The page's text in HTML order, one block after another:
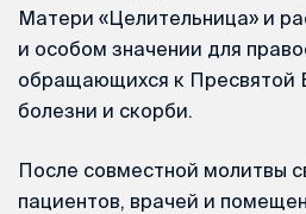
Матери «Целительница» и
и особом значении для
обращающихся к Пресвятой
болезни и скорби.
После совместной молитвы
пациентов, врачей и